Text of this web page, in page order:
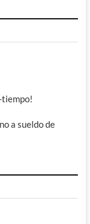
tiempo!
a sueldo de